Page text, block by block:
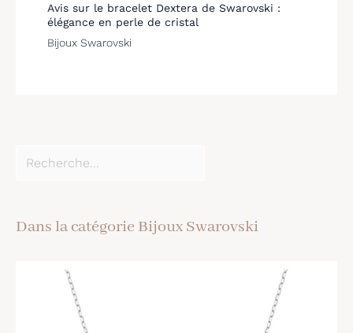
Avis sur le bracelet Dextera de Swarovski :
élégance en perle de cristal
Bijoux Swarovski
Dans la catégorie Bijoux Swarovski